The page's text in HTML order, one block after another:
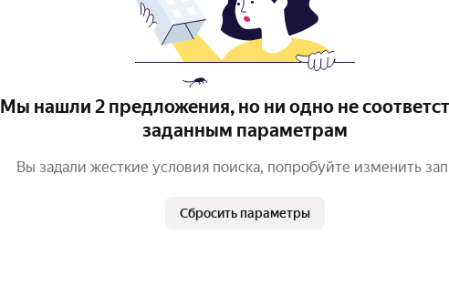
Мы нашли 2 предложения, но ни одно не
заданным параметрам
Вы задали жесткие условия поиска, попробуйте изменить
Сбросить параметры